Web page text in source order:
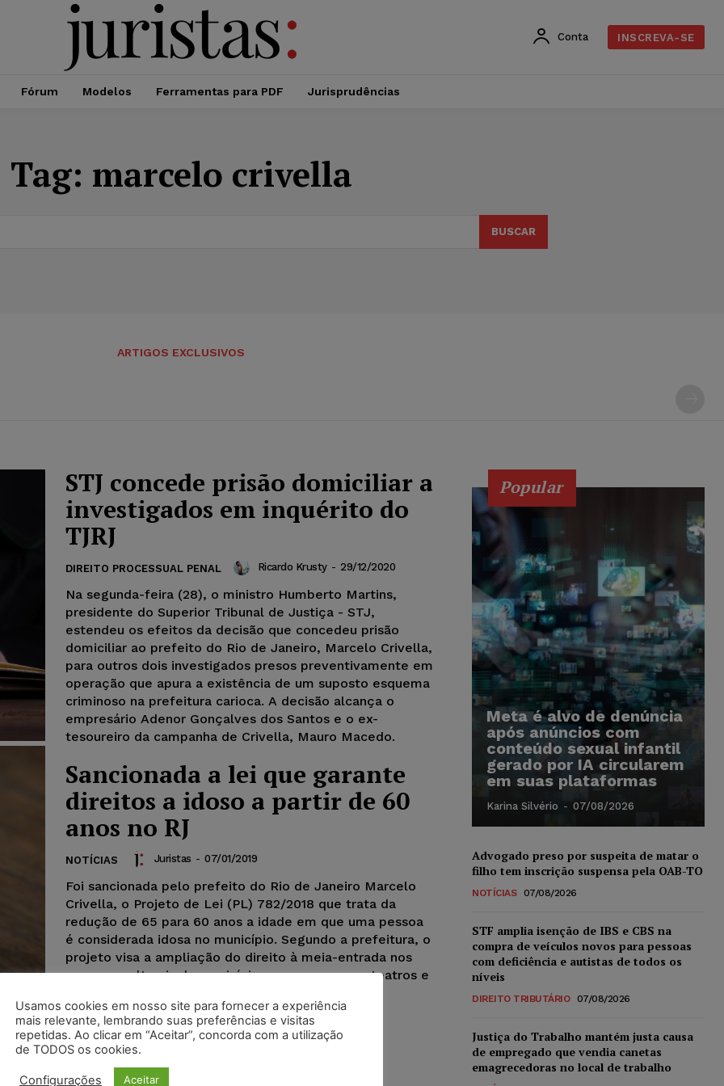
Conta INSCREVA-SE
Fórum Modelos Ferramentas para PDF Jurisprudências
Tag: marcelo crivella
BUSCAR
ARTIGOS EXCLUSIVOS
STJ concede prisão domiciliar a
investigados em inquérito do
TJRJ
DIREITO PROCESSUAL PENAL Ricardo Krusty - 29/12/2020
Na segunda-feira (28)​​, o ministro Humberto Martins,
presidente do Superior Tribunal de Justiça - STJ,
estendeu os efeitos da decisão que concedeu prisão
domiciliar ao prefeito do Rio de Janeiro, Marcelo Crivella,
para outros dois investigados presos preventivamente em
operação que apura a existência de um suposto esquema
criminoso na prefeitura carioca. A decisão alcança o
empresário Adenor Gonçalves dos Santos e o ex-
tesoureiro da campanha de Crivella, Mauro Macedo.
Sancionada a lei que garante
direitos a idoso a partir de 60
anos no RJ
NOTÍCIAS Juristas - 07/01/2019
Foi sancionada pelo prefeito do Rio de Janeiro Marcelo
Crivella, o Projeto de Lei (PL) 782/2018 que trata da
redução de 65 para 60 anos a idade em que uma pessoa
é considerada idosa no município. Segundo a prefeitura, o
projeto visa a ampliação do direito à meia-entrada nos
espaços culturais do município, como museus e teatros e
TRF1 revoga decisão que
Popular
Meta é alvo de denúncia
após anúncios com
conteúdo sexual infantil
gerado por IA circularem
em suas plataformas
Karina Silvério - 07/08/2026
Advogado preso por suspeita de matar o
filho tem inscrição suspensa pela OAB-TO
NOTÍCIAS 07/08/2026
STF amplia isenção de IBS e CBS na
compra de veículos novos para pessoas
com deficiência e autistas de todos os
níveis
DIREITO TRIBUTÁRIO 07/08/2026
Justiça do Trabalho mantém justa causa
de empregado que vendia canetas
emagrecedoras no local de trabalho
Usamos cookies em nosso site para fornecer a experiência
mais relevante, lembrando suas preferências e visitas
repetidas. Ao clicar em “Aceitar”, concorda com a utilização
de TODOS os cookies.
Configurações Aceitar